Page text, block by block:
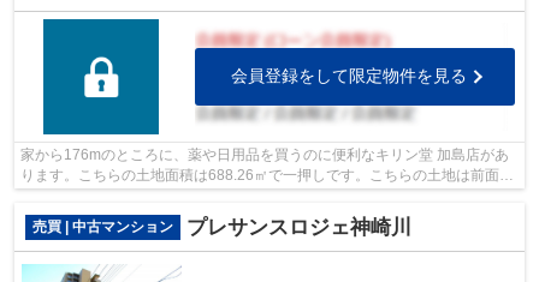
会員登録をして限定物件を見る
家から176mのところに、薬や日用品を買うのに便利なキリン堂 加島店があ
ります。こちらの土地面積は688.26㎡で一押しです。こちらの土地は前面道
売買 | 中古マンション
プレサンスロジェ神崎川